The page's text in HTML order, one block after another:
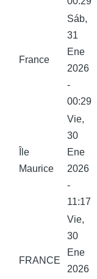
France
Sáb,
31
Ene
2026
-
00:29
Île
Maurice
Vie,
30
Ene
2026
-
11:17
FRANCE
Vie,
30
Ene
2026